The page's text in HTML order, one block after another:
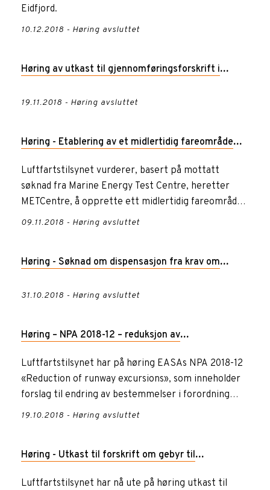
Eidfjord.
10.12.2018 - Høring avsluttet
Høring av utkast til gjennomføringsforskrift i
19.11.2018 - Høring avsluttet
Høring - Etablering av et midlertidig fareområde
vest av Karmøy
Luftfartstilsynet vurderer, basert på mottatt
søknad fra Marine Energy Test Centre, heretter
METCentre, å opprette ett midlertidig fareområde i
forbindelse med te...
09.11.2018 - Høring avsluttet
Høring - Søknad om dispensasjon fra krav om
31.10.2018 - Høring avsluttet
Høring – NPA 2018-12 – reduksjon av
rullebanehendelser – forslag til endring av
forordning (EU) 2015/640 Part-26
Luftfartstilsynet har på høring EASAs NPA 2018-12
«Reduction of runway excursions», som inneholder
forslag til endring av bestemmelser i forordning
(EU) 2015/640,...
19.10.2018 - Høring avsluttet
Høring - Utkast til forskrift om gebyr til
Luftfartstilsynet for 2019
Luftfartstilsynet har nå ute på høring utkast til